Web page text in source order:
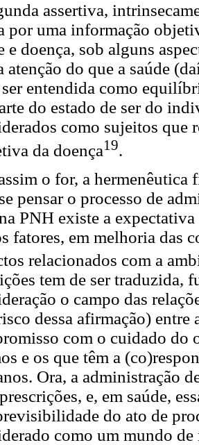
assertiva,
por uma informação
e doença, sob alguns
atenção do que a saúde
entendida como
do estado de ser do
como sujeitos que
da doença19.
o for, a
pensar o processo de
PNH existe a
fatores, em melhoria das
relacionados com a
tem de ser traduzida,
o campo das
dessa afirmação)
com o cuidado do
e os que têm a
Ora, a administração
e, em saúde,
do ato de
como um mundo